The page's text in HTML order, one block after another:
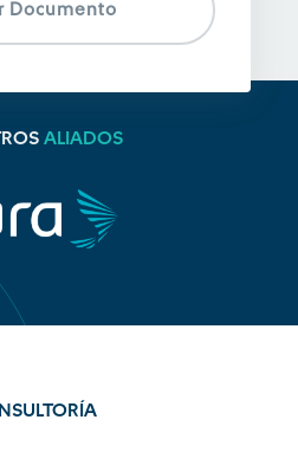
Documento
ALIADOS